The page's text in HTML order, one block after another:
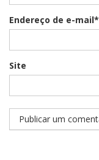
Endereço de e-mail*
Site